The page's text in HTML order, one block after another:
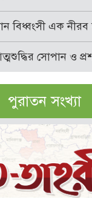
বিধ্বংসী এক
সোপান ও
পুরাতন সংখ্যা